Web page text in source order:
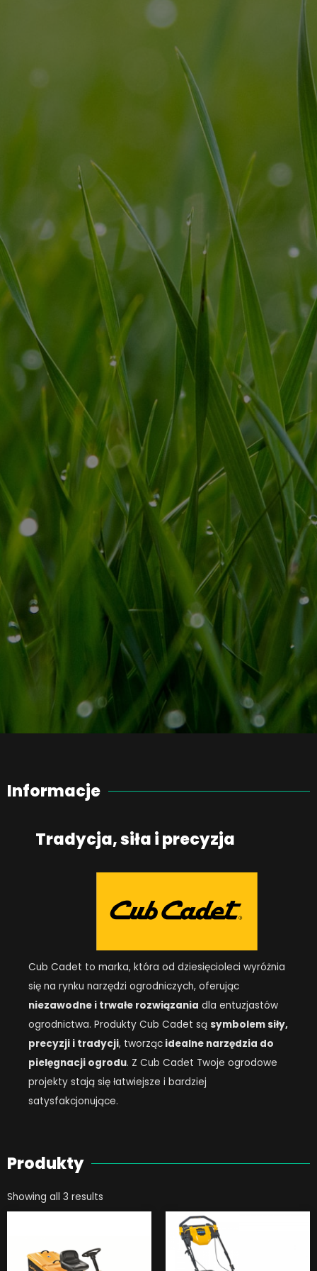
Informacje
Tradycja, siła i precyzja
Cub Cadet to marka, która od dziesięcioleci wyróżnia
się na rynku narzędzi ogrodniczych, oferując
niezawodne i trwałe rozwiązania dla entuzjastów
ogrodnictwa. Produkty Cub Cadet są symbolem siły,
precyzji i tradycji, tworząc idealne narzędzia do
pielęgnacji ogrodu. Z Cub Cadet Twoje ogrodowe
projekty stają się łatwiejsze i bardziej
satysfakcjonujące.
Produkty
Showing all 3 results